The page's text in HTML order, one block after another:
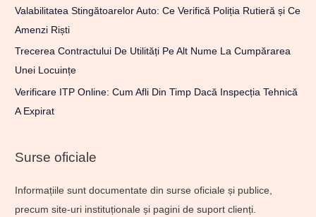
Valabilitatea Stingătoarelor Auto: Ce Verifică Poliția Rutieră și Ce
Amenzi Riști
Trecerea Contractului De Utilități Pe Alt Nume La Cumpărarea
Unei Locuințe
Verificare ITP Online: Cum Afli Din Timp Dacă Inspecția Tehnică
A Expirat
Surse oficiale
Informațiile sunt documentate din surse oficiale și publice,
precum site-uri instituționale și pagini de suport clienți.